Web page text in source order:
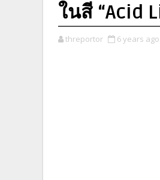
ในสี “Acid
threportor 6 years ago